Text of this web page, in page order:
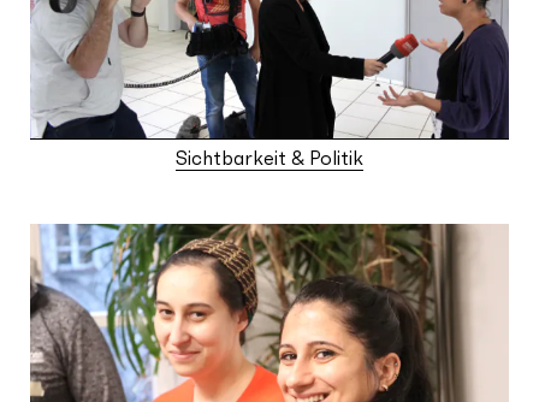
Sichtbarkeit & Politik